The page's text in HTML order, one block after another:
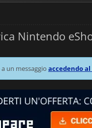
Nintendo
un messaggio accedendo